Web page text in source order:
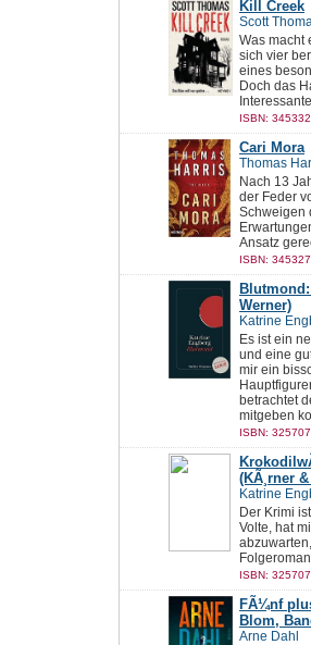
Kill Creek
Scott
Was macht
sich vier
eines
Doch das
ISBN:
Cari Mora
Thomas
Nach 13
der Feder
Schweigen
Ansatz
ISBN:
Werner)
Katrine
Es ist ein
und eine
mir ein
betrachtet
mitgeben
ISBN:
(KÃ¸rner
Katrine
Der Krimi
Volte, hat
ISBN:
FÃ¼nf
Blom,
Arne Dahl